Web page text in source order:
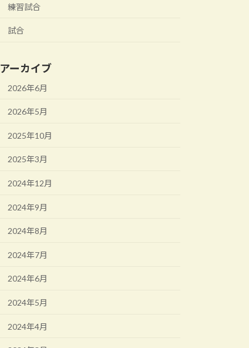
練習試合
試合
アーカイブ
2026年6月
2026年5月
2025年10月
2025年3月
2024年12月
2024年9月
2024年8月
2024年7月
2024年6月
2024年5月
2024年4月